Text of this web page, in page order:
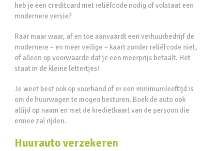
heb je een creditcard met reliëfcode nodig of volstaat een
modernere versie?
Raar maar waar, af en toe aanvaardt een verhuurbedrijf de
modernere – en meer veilige – kaart zonder reliëfcode niet,
of alleen op voorwaarde dat je een meerprijs betaalt. Het
staat in de kleine lettertjes!
Je weet best ook op voorhand of er een minimumleeftijd is
om de huurwagen te mogen besturen. Boek de auto ook
altijd op naam en met de kredietkaart van de persoon die
ermee zal rijden.
Huurauto verzekeren